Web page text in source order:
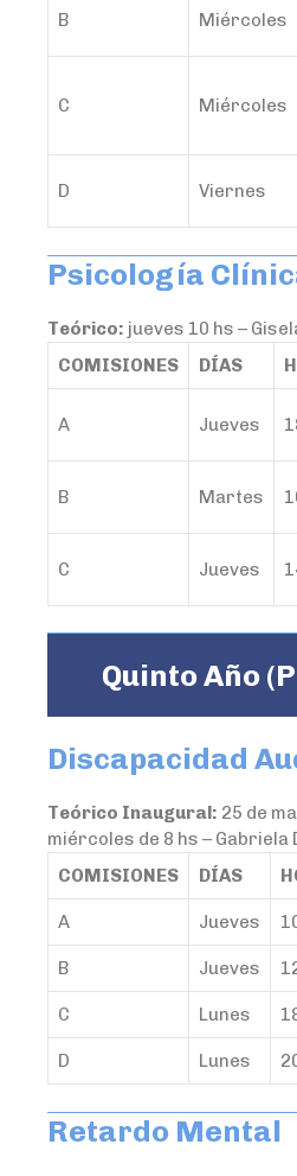
B Miércoles
C Miércoles
D Viernes
Psicología
Teórico: jueves 10 hs –
COMISIONES
DÍAS
A Jueves
B Martes
C Jueves
Quinto Año
Discapacidad
Teórico Inaugural: 25 de
miércoles de 8 hs – Gabriela
COMISIONES
DÍAS
A Jueves
B Jueves
C Lunes
D Lunes
Retardo Mental